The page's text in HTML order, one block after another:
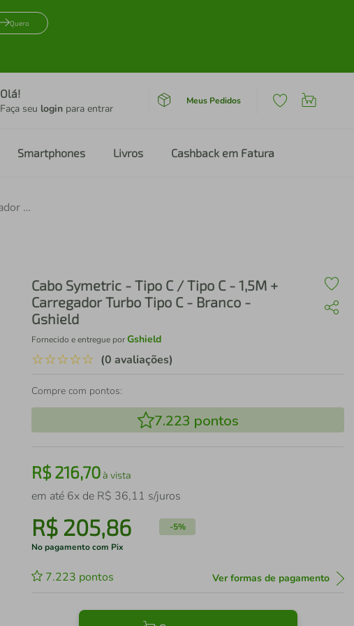
Quero
Olá!
Faça seu login para entrar
Meus Pedidos
Smartphones Livros Cashback em Fatura
Cabo Symetric - Tipo C / Tipo C - 1,5M + Carregador Turbo Tipo C - Branco - Gshield
Cabo Symetric - Tipo C / Tipo C - 1,5M +
Carregador Turbo Tipo C - Branco -
Gshield
Fornecido e entregue porGshield
☆☆☆☆☆ (0 avaliações)
Compre com pontos:
7.223 pontos
R$216,70à vista
em até 6x de R$ 36,11 s/juros
R$ 205,86 -5%
No pagamento com Pix
7.223 pontos Ver formas de pagamento